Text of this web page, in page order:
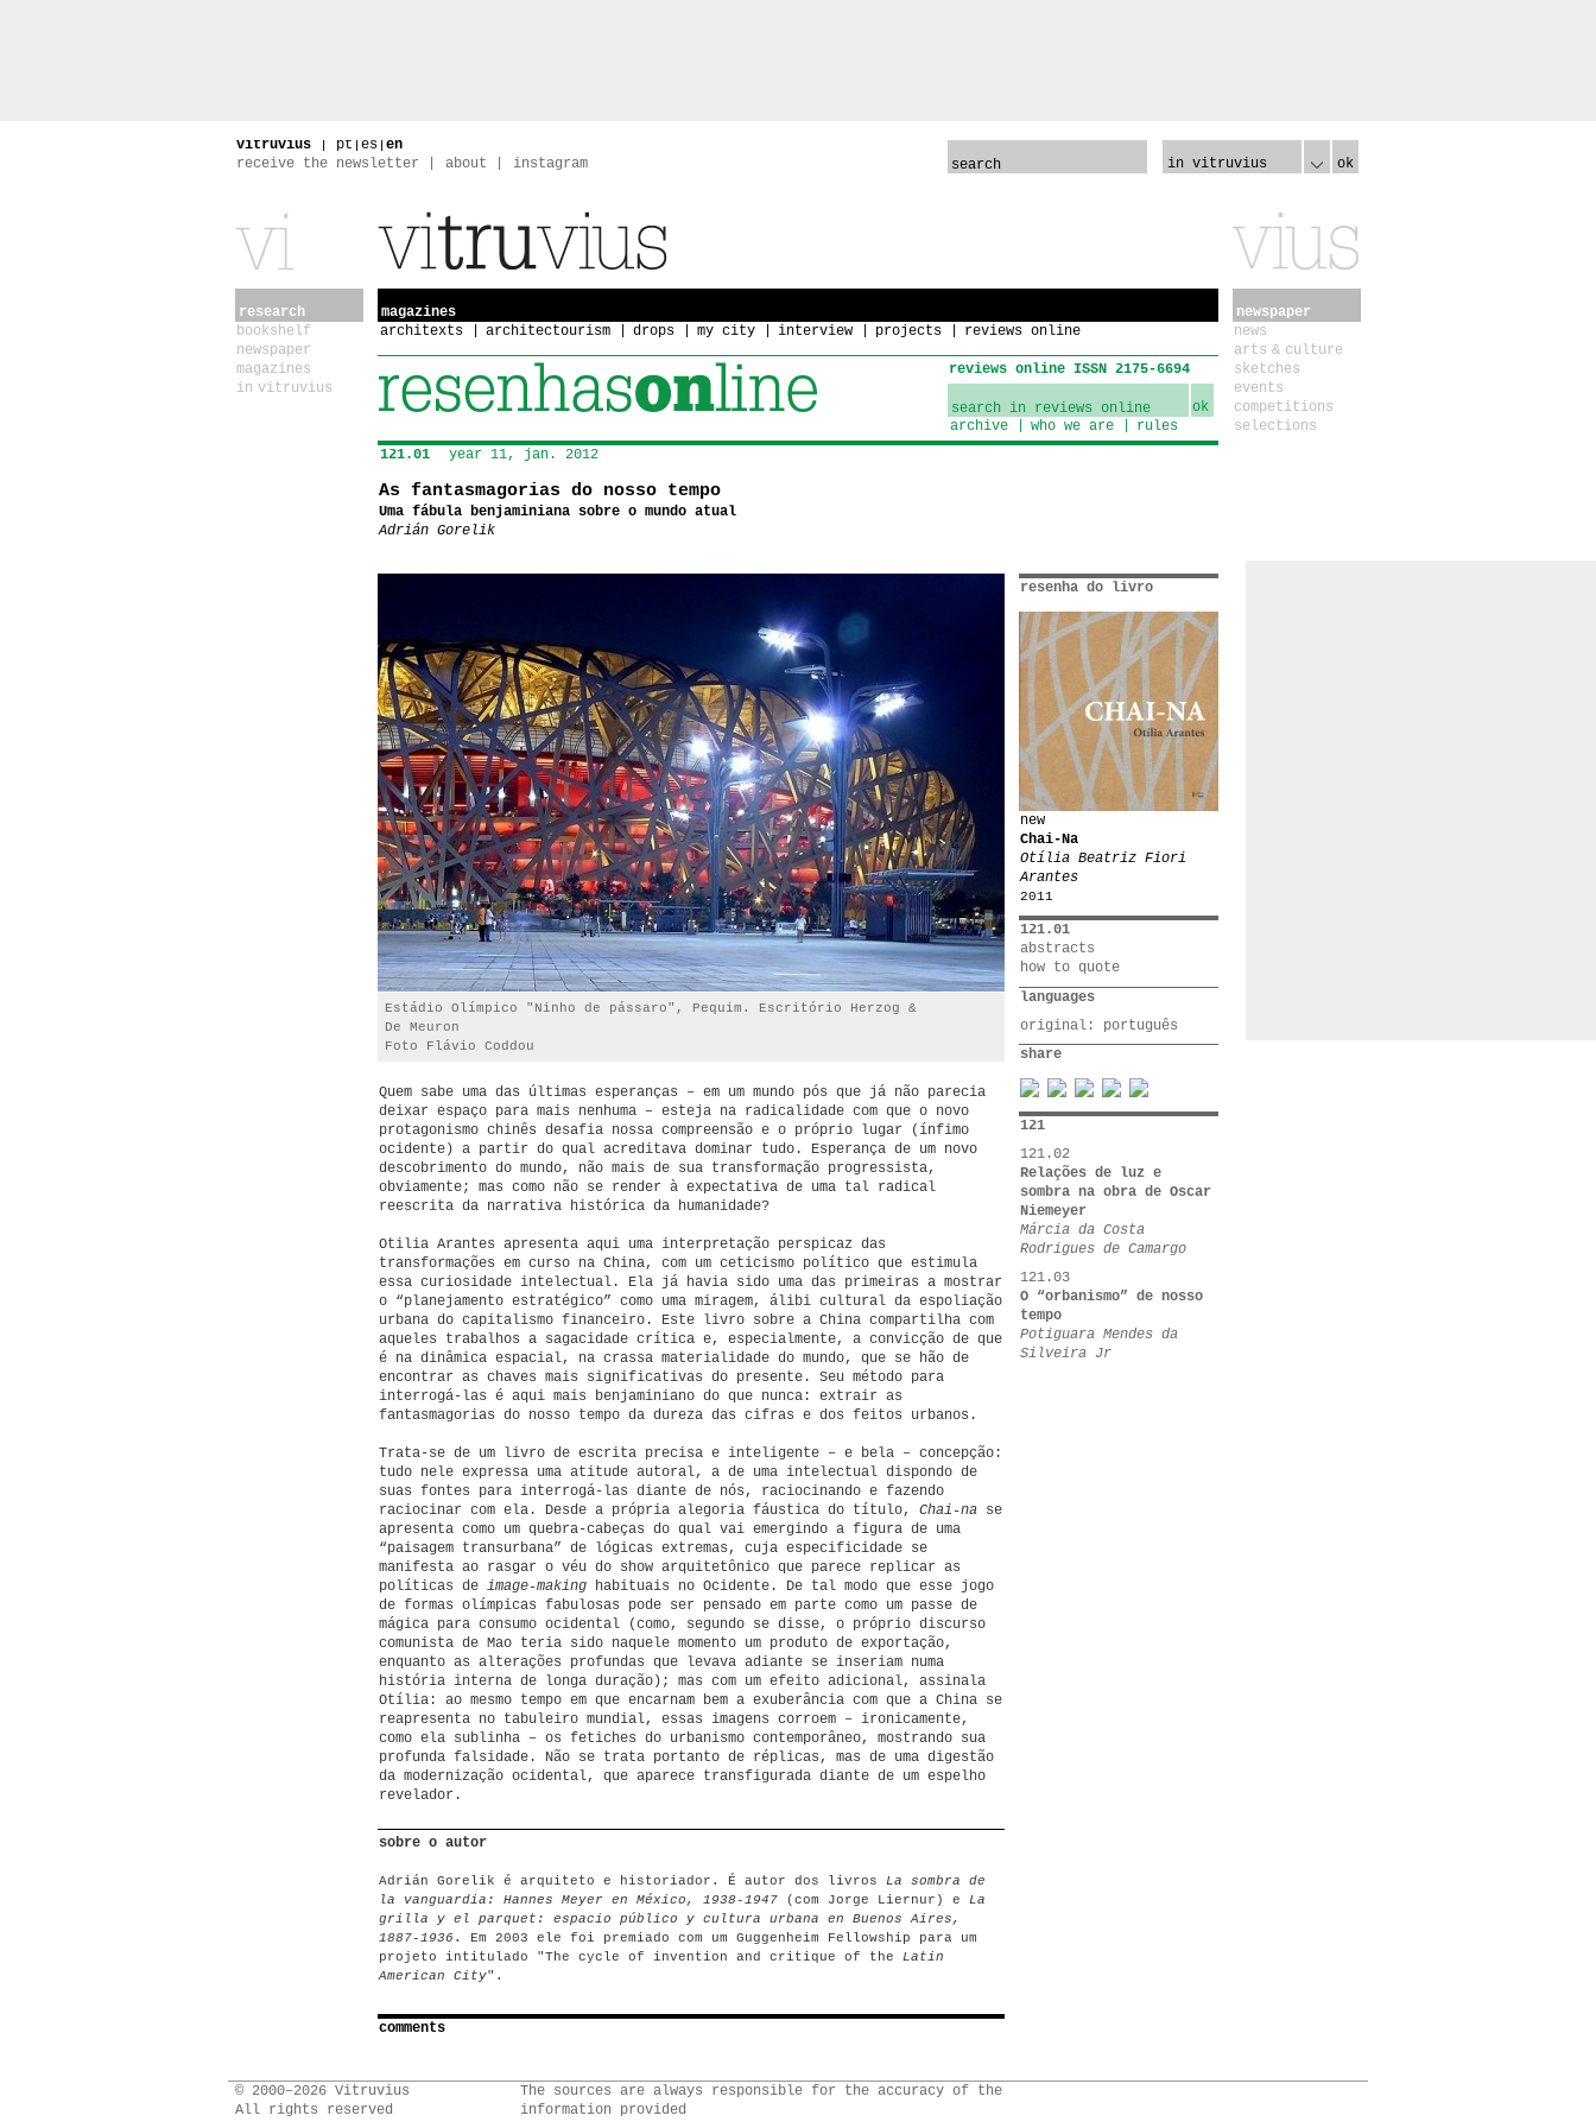
vitruvius | pt | es | en
receive the newsletter
about instagram in vitruvius ok
research
bookshelf
newspaper
magazines
in vitruvius
magazines
architexts
architectourism drops my city interview projects reviews online
reviews online ISSN 2175-6694
ok
archive
who we are
rules
121.01
year 11, jan. 2012
As fantasmagorias do nosso tempo
Uma fábula benjaminiana sobre o mundo atual
Adrián Gorelik
Estádio Olímpico "Ninho de pássaro", Pequim. Escritório Herzog &
De Meuron
Foto Flávio Coddou
Quem sabe uma das últimas esperanças – em um mundo pós que já não parecia
deixar espaço para mais nenhuma – esteja na radicalidade com que o novo
protagonismo chinês desafia nossa compreensão e o próprio lugar (ínfimo
ocidente) a partir do qual acreditava dominar tudo. Esperança de um novo
descobrimento do mundo, não mais de sua transformação progressista,
obviamente; mas como não se render à expectativa de uma tal radical
reescrita da narrativa histórica da humanidade?
Otilia Arantes apresenta aqui uma interpretação perspicaz das
transformações em curso na China, com um ceticismo político que estimula
essa curiosidade intelectual. Ela já havia sido uma das primeiras a mostrar
o “planejamento estratégico” como uma miragem, álibi cultural da espoliação
urbana do capitalismo financeiro. Este livro sobre a China compartilha com
aqueles trabalhos a sagacidade crítica e, especialmente, a convicção de que
é na dinâmica espacial, na crassa materialidade do mundo, que se hão de
encontrar as chaves mais significativas do presente. Seu método para
interrogá-las é aqui mais benjaminiano do que nunca: extrair as
fantasmagorias do nosso tempo da dureza das cifras e dos feitos urbanos.
Trata-se de um livro de escrita precisa e inteligente – e bela – concepção:
tudo nele expressa uma atitude autoral, a de uma intelectual dispondo de
suas fontes para interrogá-las diante de nós, raciocinando e fazendo
raciocinar com ela. Desde a própria alegoria fáustica do título, Chai-na se
apresenta como um quebra-cabeças do qual vai emergindo a figura de uma
“paisagem transurbana” de lógicas extremas, cuja especificidade se
manifesta ao rasgar o véu do show arquitetônico que parece replicar as
políticas de image-making habituais no Ocidente. De tal modo que esse jogo
de formas olímpicas fabulosas pode ser pensado em parte como um passe de
mágica para consumo ocidental (como, segundo se disse, o próprio discurso
comunista de Mao teria sido naquele momento um produto de exportação,
enquanto as alterações profundas que levava adiante se inseriam numa
história interna de longa duração); mas com um efeito adicional, assinala
Otília: ao mesmo tempo em que encarnam bem a exuberância com que a China se
reapresenta no tabuleiro mundial, essas imagens corroem – ironicamente,
como ela sublinha – os fetiches do urbanismo contemporâneo, mostrando sua
profunda falsidade. Não se trata portanto de réplicas, mas de uma digestão
da modernização ocidental, que aparece transfigurada diante de um espelho
revelador.
sobre o autor
Adrián Gorelik é arquiteto e historiador. É autor dos livros La sombra de
la vanguardia: Hannes Meyer en México, 1938-1947 (com Jorge Liernur) e La
grilla y el parquet: espacio público y cultura urbana en Buenos Aires,
1887-1936 . Em 2003 ele foi premiado com um Guggenheim Fellowship para um
projeto intitulado "The cycle of invention and critique of the Latin
American City".
comments
resenha do livro
new
Chai-Na
Otília Beatriz Fiori
Arantes
2011
121.01
abstracts
how to quote
languages
original: português
share
121
121.02
Relações de luz e
sombra na obra de Oscar
Niemeyer
Márcia da Costa
Rodrigues de Camargo
121.03
O “orbanismo” de nosso
tempo
Potiguara Mendes da
Silveira Jr
newspaper
news
arts & culture
sketches
events
competitions
selections
© 2000–2026 Vitruvius
All rights reserved
The sources are always responsible for the accuracy of the
information provided